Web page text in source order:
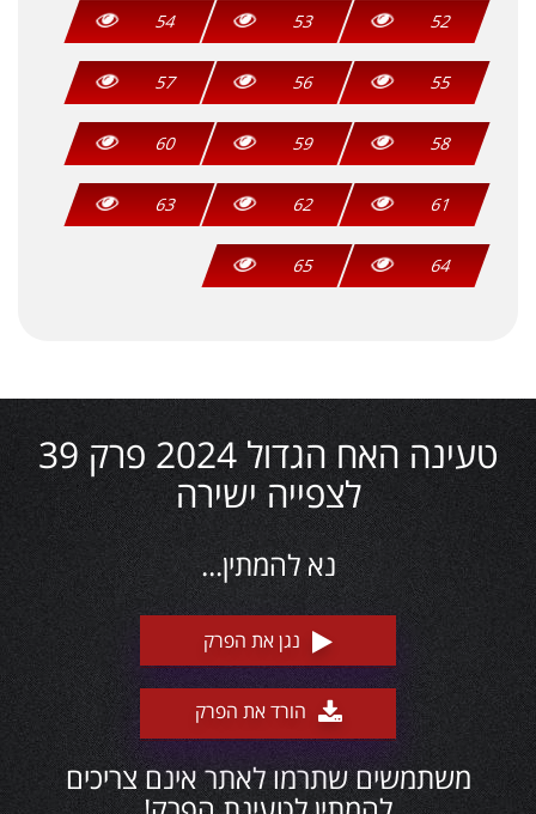
52
53
54
55
56
57
58
59
60
61
62
63
64
65
טעינה האח הגדול 2024 פרק 39
לצפייה ישירה
נא להמתין...
נגן את הפרק
הורד את הפרק
משתמשים שתרמו לאתר אינם צריכים